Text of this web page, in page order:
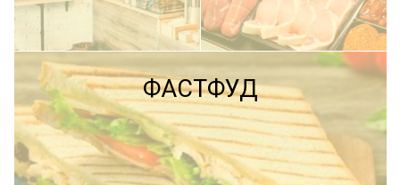
ПОДРОБНЕЕ
ФАСТФУД